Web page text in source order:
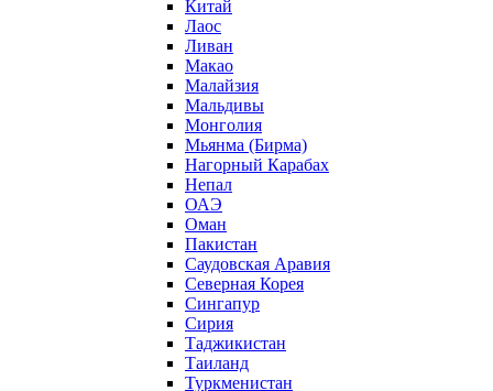
Китай
Лаос
Ливан
Макао
Малайзия
Мальдивы
Монголия
Мьянма (Бирма)
Нагорный Карабах
Непал
ОАЭ
Оман
Пакистан
Саудовская Аравия
Северная Корея
Сингапур
Сирия
Таджикистан
Таиланд
Туркменистан